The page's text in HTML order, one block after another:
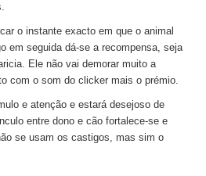
o instante exacto em que o animal
em seguida dá-se a recompensa, seja
Ele não vai demorar muito a
com o som do clicker mais o prémio.
e atenção e estará desejoso de
entre dono e cão fortalece-se e
se usam os castigos, mas sim o